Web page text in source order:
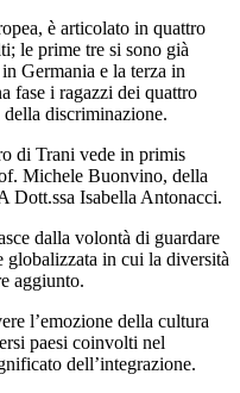
è articolato in quattro
le prime tre si sono già
Germania e la terza in
fase i ragazzi dei quattro
discriminazione.
di Trani vede in primis
Michele Buonvino, della
Dott.ssa Isabella Antonacci.
dalla volontà di guardare
globalizzata in cui la diversità
aggiunto.
l’emozione della cultura
paesi coinvolti nel
dell’integrazione.